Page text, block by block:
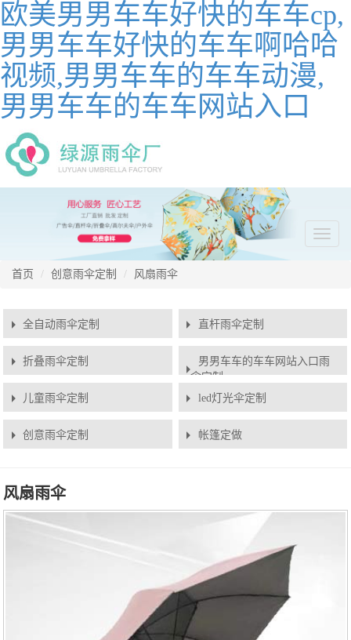
欧美男男车车好快的车车cp,
男男车车好快的车车啊哈哈
视频,男男车车的车车动漫,
男男车车的车车网站入口
切
换
首页 创意雨伞定制 风扇雨伞
全自动雨伞定制 直杆雨伞定制
折叠雨伞定制
男男车车的车车网站入口雨
伞定制
儿童雨伞定制
led灯光伞定制
创意雨伞定制 帐篷定做
风扇雨伞